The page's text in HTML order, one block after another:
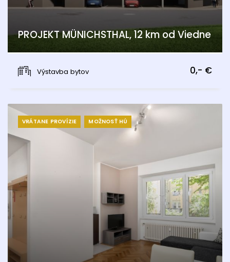
PROJEKT MÜNICHSTHAL, 12 km od Viedne
Výstavba bytov
0,- €
VRÁTANE PROVÍZIE MOŽNOSŤ HÚ